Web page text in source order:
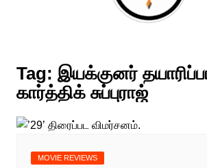
Tag: இயக்குனர்
கார்த்திக் சுப்புராஜ்
MOVIE REVIEWS